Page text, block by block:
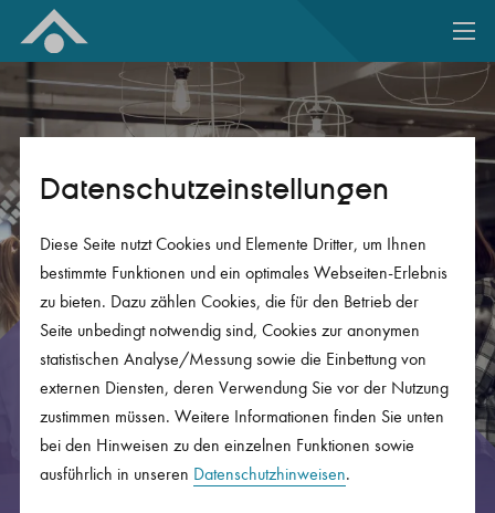
Zum Inhalt springen
Altersvorsorge-
Lösungen für junge
Menschen.
Richtig vorsorgen für deine Zukunft in der Medien-
Datenschutz­einstellungen
Diese Seite nutzt Cookies und Elemente Dritter, um Ihnen
bestimmte Funktionen und ein optimales Webseiten-Erlebnis
zu bieten. Dazu zählen Cookies, die für den Betrieb der
Seite unbedingt notwendig sind, Cookies zur anonymen
statistischen Analyse/Messung sowie die Einbettung von
externen Diensten, deren Verwendung Sie vor der Nutzung
zustimmen müssen. Weitere Informationen finden Sie unten
bei den Hinweisen zu den einzelnen Funktionen sowie
ausführlich in unseren Datenschutzhinweisen.